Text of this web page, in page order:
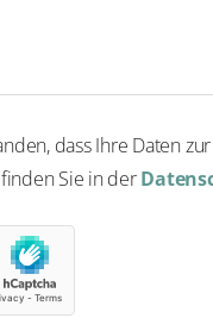
dass Ihre Daten
Sie in der